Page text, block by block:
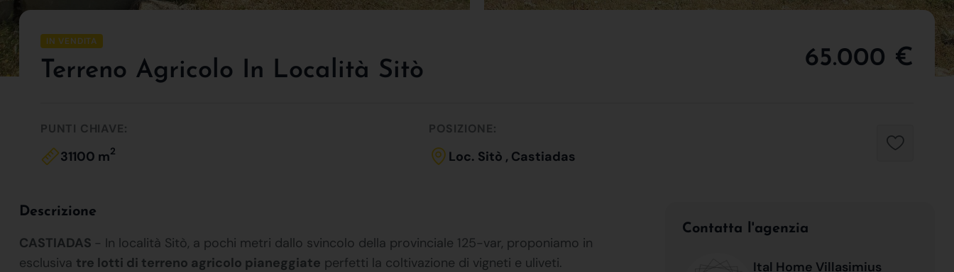
IN VENDITA
Terreno Agricolo In Località Sitò 65.000 €
PUNTI CHIAVE:
31100 m2
POSIZIONE:
Loc. Sitò , Castiadas
Descrizione
CASTIADAS - In località Sitò, a pochi metri dallo svincolo della provinciale 125-var, proponiamo in
esclusiva tre lotti di terreno agricolo pianeggiate perfetti la coltivazione di vigneti e uliveti.
Contatta l'agenzia
Ital Home Villasimius